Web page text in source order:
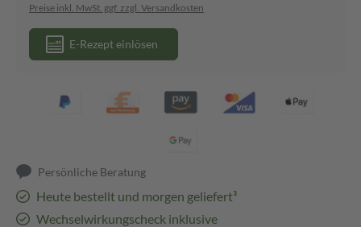
Preise inkl. MwSt. ggf. zzgl. Versandkosten
E-Rezept einlösen
Persönliche Beratung
Heute bestellt und morgen geliefert³
Wechselwirkungscheck inklusive